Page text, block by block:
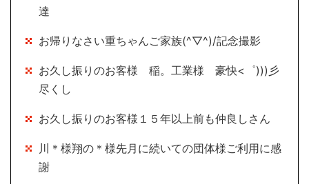
達
お帰りなさい重ちゃんご家族(^▽^)/記念撮影
お久し振りのお客様 稲。工業様 豪快<゜)))彡
尽くし
お久し振りのお客様１５年以上前も仲良しさん
川＊様翔の＊様先月に続いての団体様ご利用に感
謝